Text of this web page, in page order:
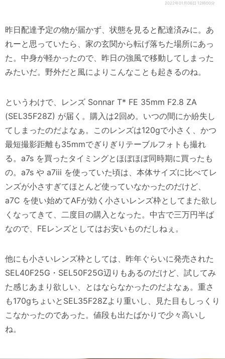
2022年01月06日 12時00分
昨日配達予定の物が届かず、状態を見ると配達済みに。あ
れーと思っていたら、家の玄関から転げ落ちた場所にあっ
た。中身が軽かったので、昨日の強風で移動してしまった
みたいだ。野外だと風によりこんなことも起きるのね。
というわけで、レンズ Sonnar T* FE 35mm F2.8 ZA
(SEL35F28Z) が届く。購入は2回め。いつの間にか紛失し
てしまったのだよなぁ。このレンズは120gで小さく、かつ
最短撮影距離も35mmでぎりぎりテーブルフォトも撮れ
る。a7s を買ったタイミングとほぼほぼ同時期に買ったも
の。a7s や a7iii を使っていた頃は、本体サイズに比べてレ
ンズが小さすぎてほとんど使っていなかったのだけど、
a7C を使い始めてAFが効く小さいレンズ枠としてまた欲し
くなってきて、二度目の購入となった。中古で三万円半ば
なので、FEレンズとしてはお安いものだしねぇ。
他にも小さいレンズ枠としては、昨年ぐらいに発売された
SEL40F25G・SEL50F25G辺りもあるのだけど、試してみ
た感じあまり欲しい、とはならなかったのだよなぁ。重さ
も170gちょいとSEL35F28Zより重いし、見た目もしっくり
こなかったのであった。値段も出たばかりで少々高いし
ね。